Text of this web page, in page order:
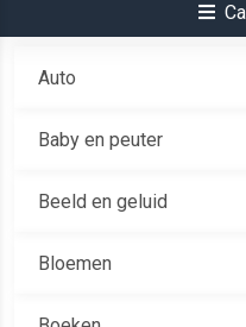
Auto
Baby en peuter
Beeld en geluid
Bloemen